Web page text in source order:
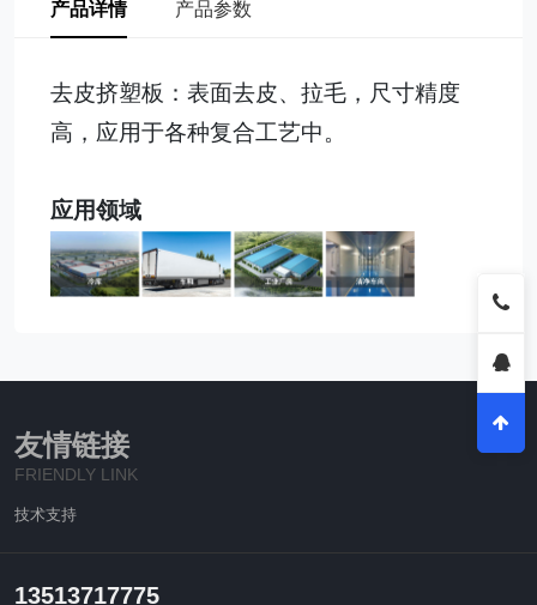
产品详情 产品参数
去皮挤塑板：表面去皮、拉毛，尺寸精度
高，应用于各种复合工艺中。
应用领域
友情链接
FRIENDLY LINK
技术支持
13513717775